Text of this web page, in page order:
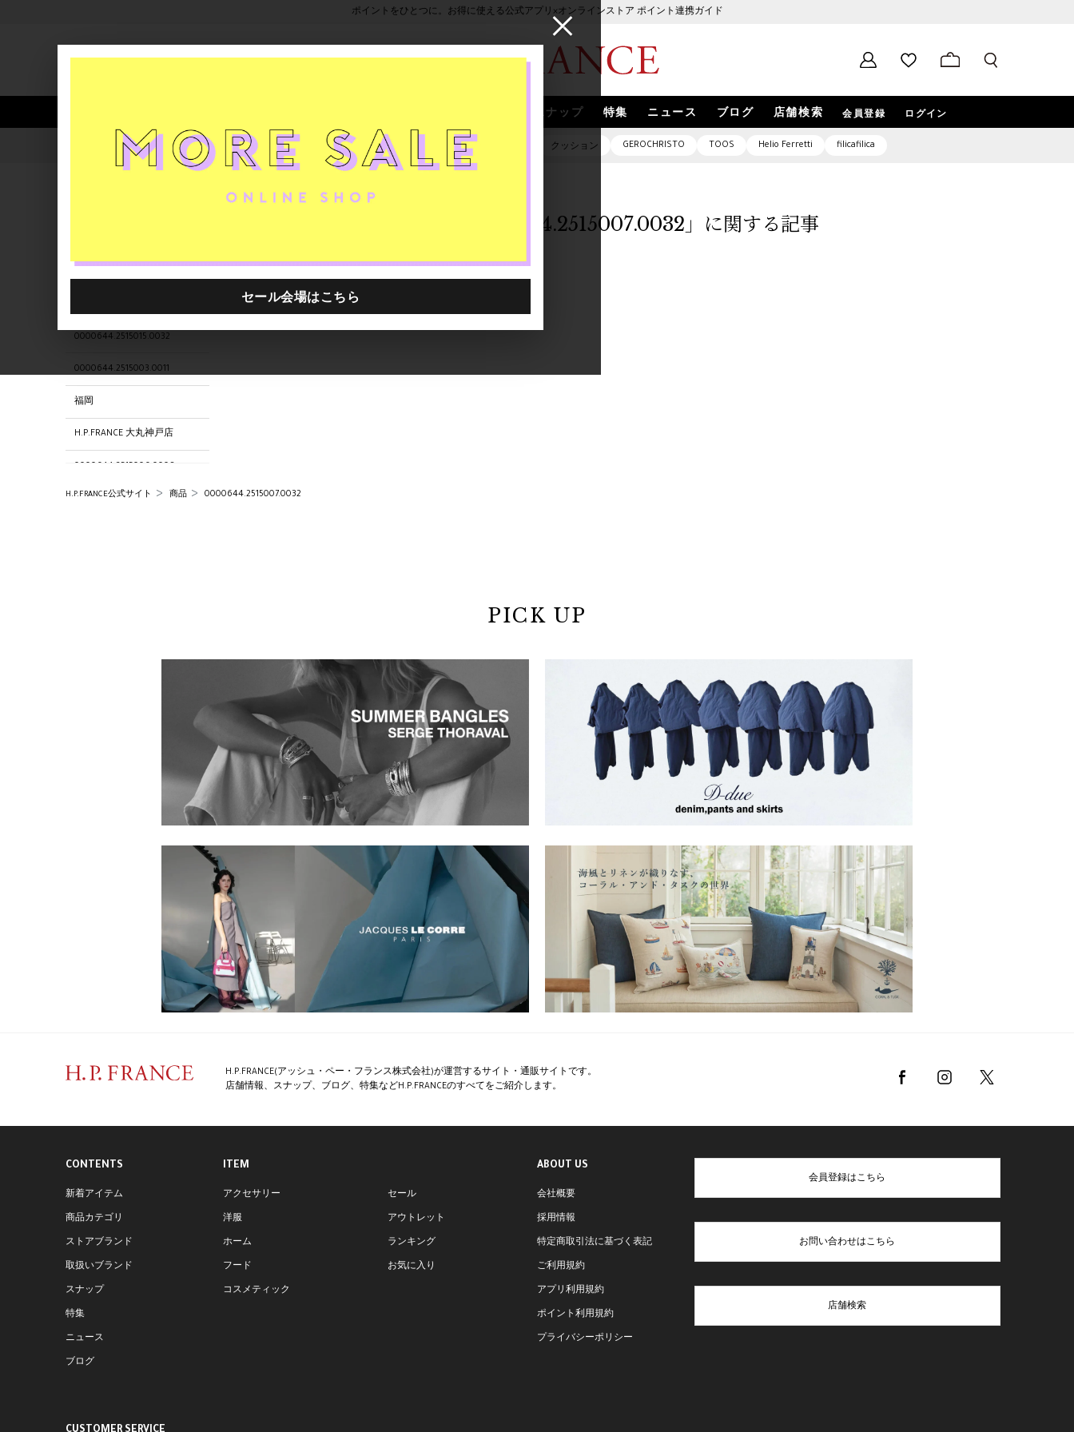
ポイントをひとつに。お得に使える公式アプリ×オンラインストア ポイント連携ガイド
スナップ 特集 ニュース ブログ 店舗検索 会員登録 ログイン
人気ワード セール 40th限定 ピアス バッグ クッション GEROCHRISTO TOOS Helio Ferretti filicafilica
0000644.2515015.0032
0000644.2515003.0011
福岡
H.P.FRANCE 大丸神戸店
0000644.2515016.0007
0000644.2515004.0008
「0000644.2515007.0032」に関する記事
H.P.FRANCE公式サイト 商品 0000644.2515007.0032
PICK UP
H.P.FRANCE(アッシュ・ペー・フランス株式会社)が運営するサイト・通販サイトです。
店舗情報、スナップ、ブログ、特集などH.P.FRANCEのすべてをご紹介します。
CONTENTS
新着アイテム
商品カテゴリ
ストアブランド
取扱いブランド
スナップ
特集
ニュース
ブログ
ITEM
アクセサリー
洋服
ホーム
フード
コスメティック
セール
アウトレット
ランキング
お気に入り
ABOUT US
会社概要
採用情報
特定商取引法に基づく表記
ご利用規約
アプリ利用規約
ポイント利用規約
プライバシーポリシー
会員登録はこちら
お問い合わせはこちら
店舗検索